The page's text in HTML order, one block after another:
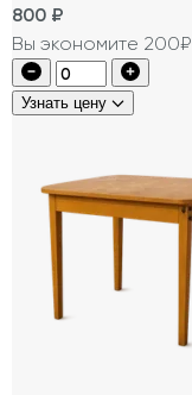
800 ₽
Вы экономите 200₽
Узнать цену